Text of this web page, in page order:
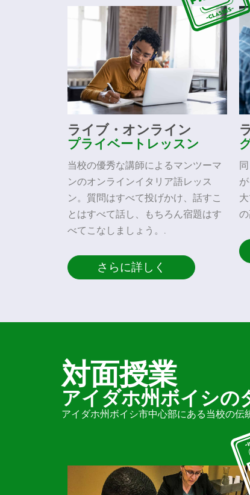
ライブ・オンライン
プライベートレッスン
当校の優秀な講師によるマンツーマ
ンのオンラインイタリア語レッス
ン。質問はすべて投げかけ、話すこ
とはすべて話し、もちろん宿題はす
べてこなしましょう。.
さらに詳しく
対面授業
アイダホ州ボイシの
アイダホ州ボイシ市中心部にある当校の伝